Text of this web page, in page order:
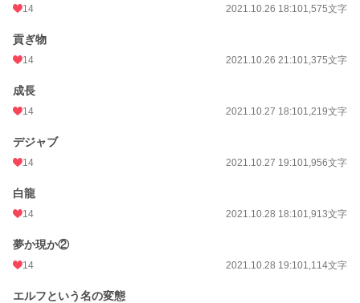
14 2021.10.26 18:101,575文字
貢ぎ物
14 2021.10.26 21:101,375文字
成長
14 2021.10.27 18:101,219文字
デジャブ
14 2021.10.27 19:101,956文字
白龍
14 2021.10.28 18:101,913文字
夢か現か②
14 2021.10.28 19:101,114文字
エルフという名の変態